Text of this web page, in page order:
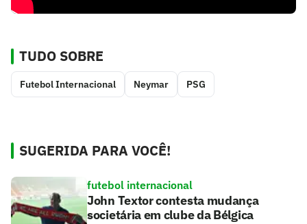
TUDO SOBRE
Futebol Internacional Neymar PSG
SUGERIDA PARA VOCÊ!
futebol internacional
John Textor contesta mudança
societária em clube da Bélgica